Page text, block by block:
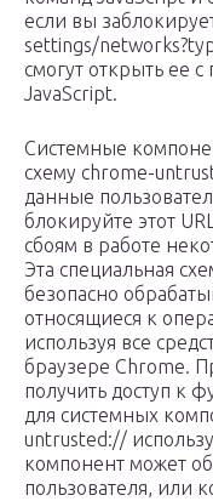
если вы
settings/
смогут открыть ее
JavaScript.
Системные
схему chrome-
данные
блокируйте этот
сбоям в работе
Эта специальная
безопасно
относящиеся к
используя все
браузере Chrome.
получить доступ к
для системных
untrusted://
компонент может
пользователя, или